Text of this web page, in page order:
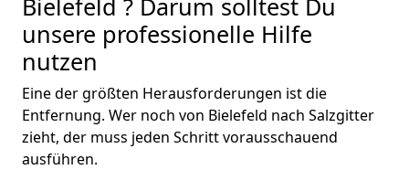
unsere professionelle Hilfe
nutzen
Eine der größten Herausforderungen ist die
Entfernung. Wer noch von Bielefeld nach Salzgitter
zieht, der muss jeden Schritt vorausschauend
ausführen.